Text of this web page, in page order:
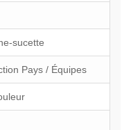
sucette
Pays / Équipes